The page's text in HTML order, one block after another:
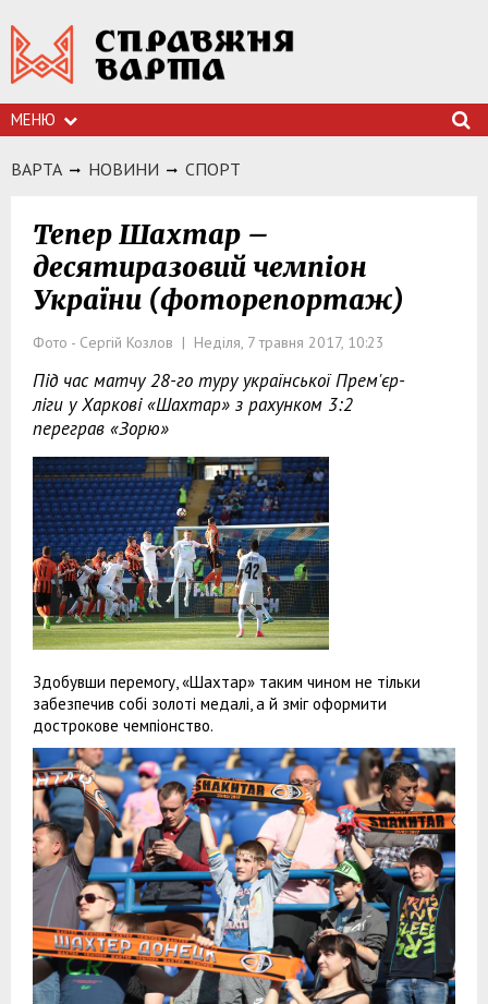
МЕНЮ
ВАРТА НОВИНИ СПОРТ
Тепер Шахтар –
десятиразовий чемпіон
України (фоторепортаж)
Фото - Сергій Козлов | Неділя, 7 травня 2017, 10:23
Під час матчу 28-го туру української Прем'єр-
ліги у Харкові «Шахтар» з рахунком 3:2
переграв «Зорю»
Здобувши перемогу, «Шахтар» таким чином не тільки
забезпечив собі золоті медалі, а й зміг оформити
дострокове чемпіонство.